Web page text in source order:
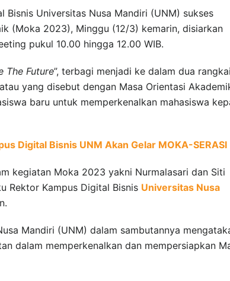
Bisnis Universitas Nusa Mandiri (UNM) sukses
(Moka 2023), Minggu (12/3) kemarin, disiarkan
pukul 10.00 hingga 12.00 WIB.
The Future”, terbagi menjadi ke dalam dua
yang disebut dengan Masa Orientasi
baru untuk memperkenalkan mahasiswa
Digital Bisnis UNM Akan Gelar MOKA-SERASI
kegiatan Moka 2023 yakni Nurmalasari dan Siti
Rektor Kampus Digital Bisnis Universitas Nusa
Mandiri (UNM) dalam sambutannya
dalam memperkenalkan dan mempersiapkan